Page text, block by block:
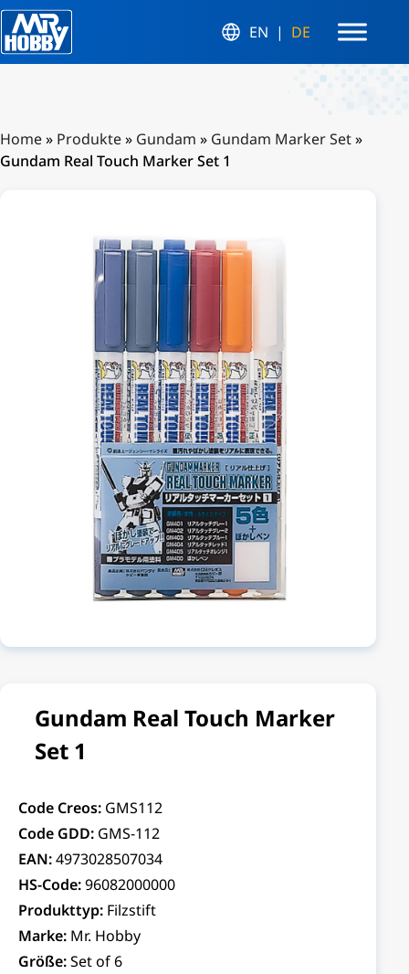
EN DE
Home» Produkte» Gundam » Gundam Marker Set»
Gundam Real Touch Marker Set 1
Gundam Real Touch Marker
Set 1
Code Creos: GMS112
Code GDD: GMS-112
EAN:4973028507034
HS-Code:96082000000
Produkttyp: Filzstift
Marke: Mr. Hobby
Größe:Set of 6